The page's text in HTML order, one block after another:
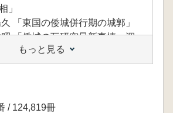
」
「東国の倭城併行期の城郭」
「倭城の瓦研究最新事情―涸
例を通して一」
「秀吉軍の日本搬入の朝鮮瓦
倭城との関係から一J
「倭城石垣の矢穴技法につい
もっと見る
/ 124,819冊